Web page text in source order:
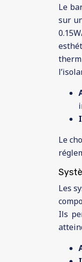
Le
sur
Le
Les
Ils